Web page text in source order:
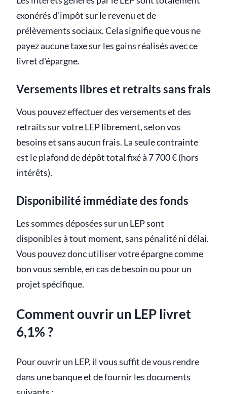
exonérés d'impôt sur le revenu et de
prélèvements sociaux. Cela signifie que vous ne
payez aucune taxe sur les gains réalisés avec ce
livret d'épargne.
Versements libres et retraits sans frais
Vous pouvez effectuer des versements et des
retraits sur votre LEP librement, selon vos
besoins et sans aucun frais. La seule contrainte
est le plafond de dépôt total fixé à 7 700 € (hors
intérêts).
Disponibilité immédiate des fonds
Les sommes déposées sur un LEP sont
disponibles à tout moment, sans pénalité ni délai.
Vous pouvez donc utiliser votre épargne comme
bon vous semble, en cas de besoin ou pour un
projet spécifique.
Comment ouvrir un LEP livret
6,1% ?
Pour ouvrir un LEP, il vous suffit de vous rendre
dans une banque et de fournir les documents